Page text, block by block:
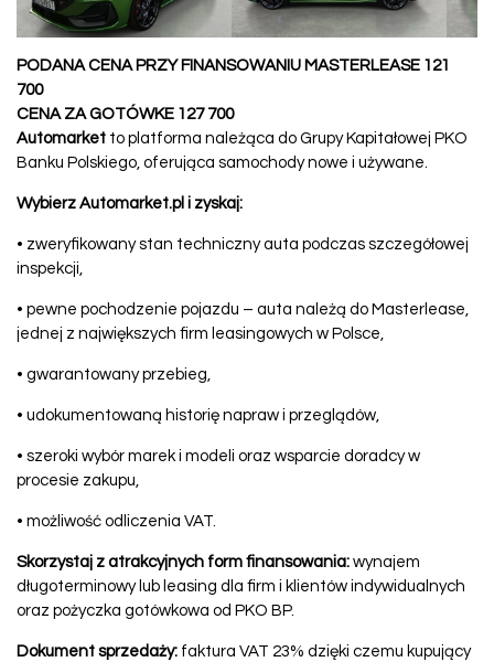
PODANA CENA PRZY FINANSOWANIU MASTERLEASE 121
700
CENA ZA GOTÓWKE 127 700
Automarket to platforma należąca do Grupy Kapitałowej PKO
Banku Polskiego, oferująca samochody nowe i używane.
Wybierz Automarket.pl i zyskaj:
• zweryfikowany stan techniczny auta podczas szczegółowej
inspekcji,
• pewne pochodzenie pojazdu – auta należą do Masterlease,
jednej z największych firm leasingowych w Polsce,
• gwarantowany przebieg,
• udokumentowaną historię napraw i przeglądów,
• szeroki wybór marek i modeli oraz wsparcie doradcy w
procesie zakupu,
• możliwość odliczenia VAT.
Skorzystaj z atrakcyjnych form finansowania: wynajem
długoterminowy lub leasing dla firm i klientów indywidualnych
oraz pożyczka gotówkowa od PKO BP.
Dokument sprzedaży: faktura VAT 23% dzięki czemu kupujący